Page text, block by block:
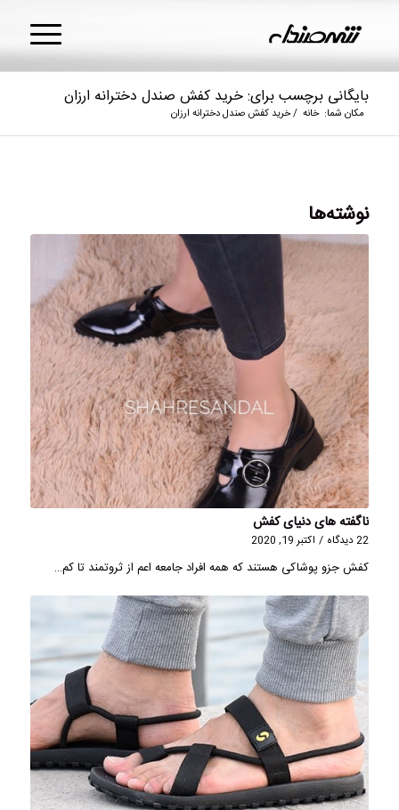
بایگانی برچسب برای: خرید کفش صندل دخترانه ارزان
مکان شما: خانه /خرید کفش صندل دخترانه ارزان
نوشته‌ها
ناگفته های دنیای کفش
22 دیدگاه / اکتبر 19, 2020
کفش جزو پوشاکی هستند که همه افراد جامعه اعم از ثروتمند تا کم…